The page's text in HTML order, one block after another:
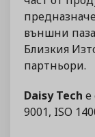
външни
Близкия
партньори.
Daisy Tech е
9001, ISO